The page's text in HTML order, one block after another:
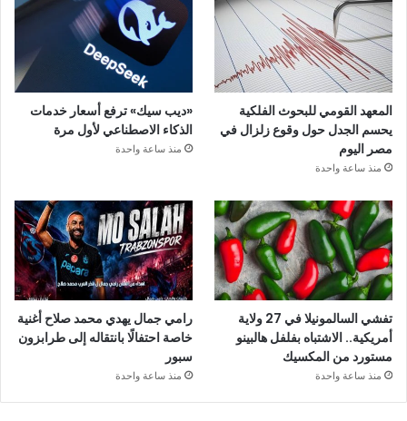
المعهد القومي للبحوث الفلكية
يحسم الجدل حول وقوع زلزال في
مصر اليوم
منذ ساعة واحدة
«ديب سيك» ترفع أسعار خدمات
الذكاء الاصطناعي لأول مرة
منذ ساعة واحدة
تفشي السالمونيلا في 27 ولاية
أمريكية.. الاشتباه بفلفل هالبينو
مستورد من المكسيك
منذ ساعة واحدة
رامي جمال يهدي محمد صلاح أغنية
خاصة احتفالًا بانتقاله إلى طرابزون
سبور
منذ ساعة واحدة